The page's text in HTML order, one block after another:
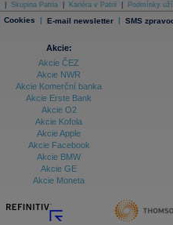
Skupina Patria Kariéra v Patrii Podmínky
Cookies | E-mail newsletter | SMS
Akcie:
Akcie ČEZ
Akcie NWR
Akcie Komerční banka
Akcie Erste Bank
Akcie O2
Akcie Kofola
Akcie Apple
Akcie Facebook
Akcie BMW
Akcie GE
Akcie Moneta